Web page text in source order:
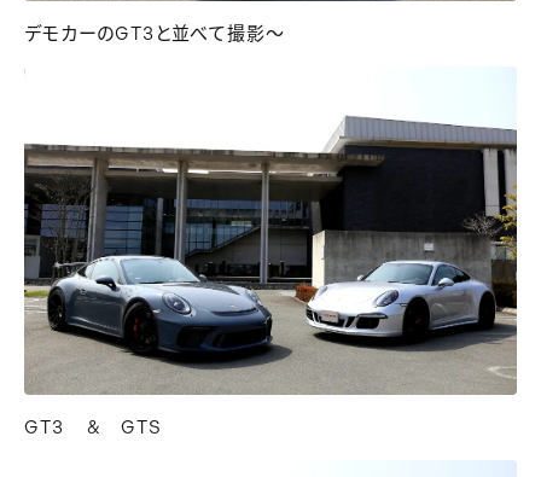
デモカーのGT3と並べて撮影～
GT3 & GTS